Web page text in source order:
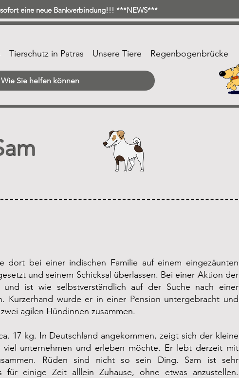
eine neue Bankverbindung!!! ***NEWS***
Tierschutz in Patras Unsere Tiere Regenbogenbrücke
Wie Sie helfen können
dort bei einer indischen Familie auf einem eingezäunten
und seinem Schicksal überlassen. Bei einer Aktion der
ist wie selbstverständlich auf der Suche nach einer
wurde er in einer Pension untergebracht und
agilen Hündinnen zusammen.
17 kg. In Deutschland angekommen, zeigt sich der kleine
unternehmen und erleben möchte. Er lebt derzeit mit
Rüden sind nicht so sein Ding. Sam ist sehr
einige Zeit alllein Zuhause, ohne etwas anzustellen.